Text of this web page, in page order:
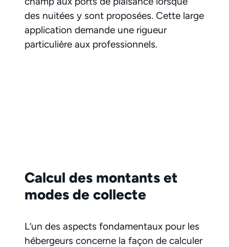
des nuitées y sont proposées. Cette large
application demande une rigueur
particulière aux professionnels.
Calcul des montants et
modes de collecte
L’un des aspects fondamentaux pour les
hébergeurs concerne la façon de calculer